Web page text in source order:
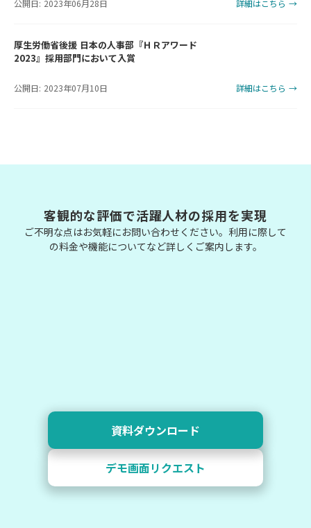
公開日: 2023年06月28日 詳細はこちら →
厚生労働省後援 日本の人事部『ＨＲアワード
2023』採用部門において入賞
公開日: 2023年07月10日 詳細はこちら →
客観的な評価で活躍人材の採用を実現
ご不明な点はお気軽にお問い合わせください。利用に際して
の料金や機能についてなど詳しくご案内します。
デモ画面リクエスト
資料ダウンロード